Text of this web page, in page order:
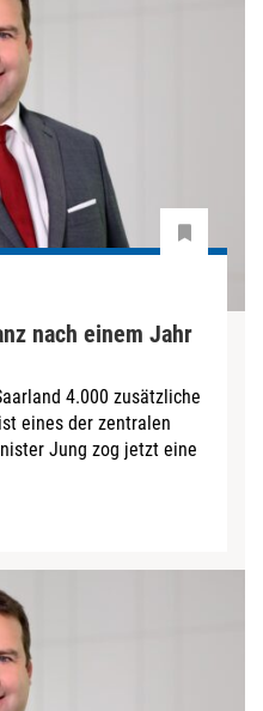
nach einem Jahr
4.000 zusätzliche
eines der zentralen
Jung zog jetzt eine